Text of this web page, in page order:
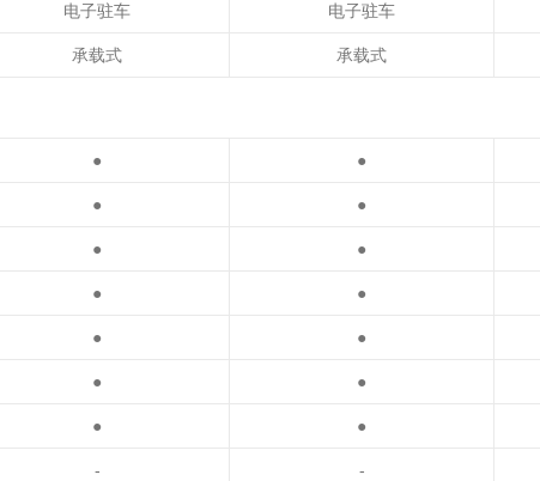
电子驻车 电子驻车
承载式 承载式
● ●
● ●
● ●
● ●
● ●
● ●
● ●
- -